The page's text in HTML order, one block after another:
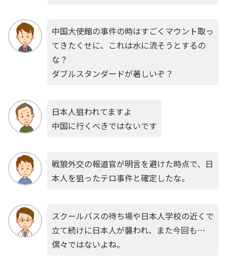
中国大使館の事件の時はすごくマウント取っ
てきたくせに、これは水に流そうとするの
な？
ダブルスタンダードが著しいぞ？
日本人狙われてますよ
中国に行くべきではないです
戦狼外交の報道官が明言を避けた時点で、日
本人を狙ったテロ事件と確定したな。
スクールバスの待ち場や日本人学校の近くで
立て続けに日本人が襲われ、また今回も…
偶々ではないよね。